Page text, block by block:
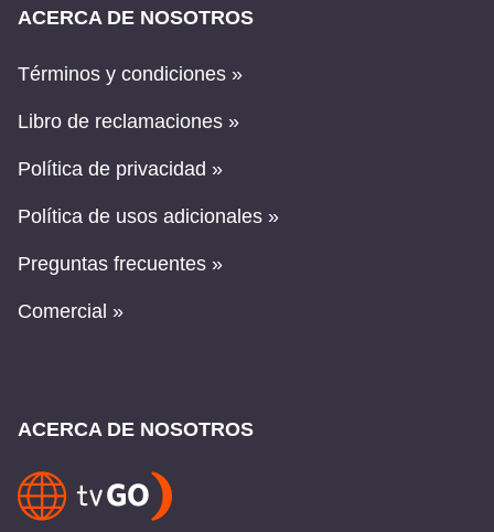
ACERCA DE NOSOTROS
Términos y condiciones »
Libro de reclamaciones »
Política de privacidad »
Política de usos adicionales »
Preguntas frecuentes »
Comercial »
ACERCA DE NOSOTROS